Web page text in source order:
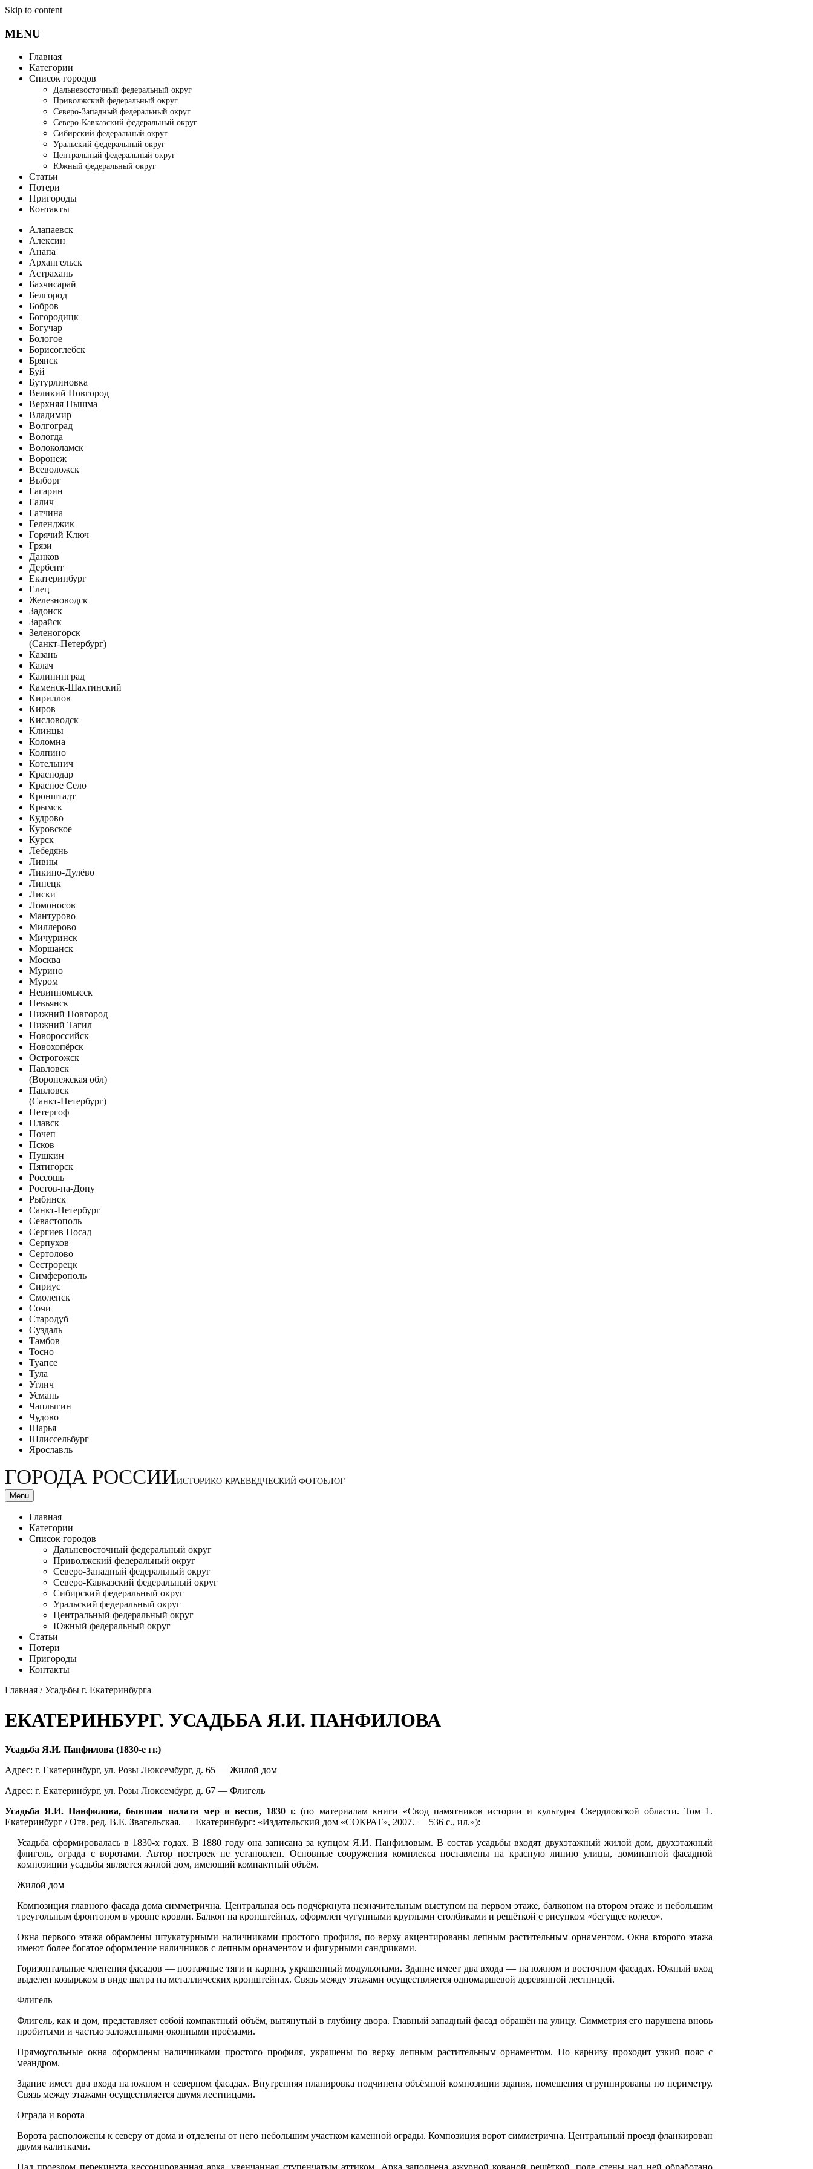
Skip to content
MENU
Главная
Категории
Список городов
Дальневосточный федеральный округ
Приволжский федеральный округ
Северо-Западный федеральный округ
Северо-Кавказский федеральный округ
Сибирский федеральный округ
Уральский федеральный округ
Центральный федеральный округ
Южный федеральный округ
Статьи
Потери
Пригороды
Контакты
Алапаевск
Алексин
Анапа
Архангельск
Астрахань
Бахчисарай
Белгород
Бобров
Богородицк
Богучар
Бологое
Борисоглебск
Брянск
Буй
Бутурлиновка
Великий Новгород
Верхняя Пышма
Владимир
Волгоград
Вологда
Волоколамск
Воронеж
Всеволожск
Выборг
Гагарин
Галич
Гатчина
Геленджик
Горячий Ключ
Грязи
Данков
Дербент
Екатеринбург
Елец
Железноводск
Задонск
Зарайск
Зеленогорск
(Санкт-Петербург)
Казань
Калач
Калининград
Каменск-Шахтинский
Кириллов
Киров
Кисловодск
Клинцы
Коломна
Колпино
Котельнич
Краснодар
Красное Село
Кронштадт
Крымск
Кудрово
Куровское
Курск
Лебедянь
Ливны
Ликино-Дулёво
Липецк
Лиски
Ломоносов
Мантурово
Миллерово
Мичуринск
Моршанск
Москва
Мурино
Муром
Невинномысск
Невьянск
Нижний Новгород
Нижний Тагил
Новороссийск
Новохопёрск
Острогожск
Павловск
(Воронежская обл)
Павловск
(Санкт-Петербург)
Петергоф
Плавск
Почеп
Псков
Пушкин
Пятигорск
Россошь
Ростов-на-Дону
Рыбинск
Санкт-Петербург
Севастополь
Сергиев Посад
Серпухов
Сертолово
Сестрорецк
Симферополь
Сириус
Смоленск
Сочи
Стародуб
Суздаль
Тамбов
Тосно
Туапсе
Тула
Углич
Усмань
Чаплыгин
Чудово
Шарья
Шлиссельбург
Ярославль
ГОРОДА РОССИИИСТОРИКО-КРАЕВЕДЧЕСКИЙ ФОТОБЛОГ
Menu
Главная
Категории
Список городов
Дальневосточный федеральный округ
Приволжский федеральный округ
Северо-Западный федеральный округ
Северо-Кавказский федеральный округ
Сибирский федеральный округ
Уральский федеральный округ
Центральный федеральный округ
Южный федеральный округ
Статьи
Потери
Пригороды
Контакты
Главная /Усадьбы г. Екатеринбурга
ЕКАТЕРИНБУРГ. УСАДЬБА Я.И. ПАНФИЛОВА
Усадьба Я.И. Панфилова (1830-е гг.)
Адрес: г. Екатеринбург, ул. Розы Люксембург, д. 65 — Жилой дом
Адрес: г. Екатеринбург, ул. Розы Люксембург, д. 67 — Флигель
Усадьба Я.И. Панфилова, бывшая палата мер и весов, 1830 г. (по материалам книги «Свод памятников истории и культуры Свердловской области. Том 1.
Екатеринбург / Отв. ред. В.Е. Звагельская. — Екатеринбург: «Издательский дом «СОКРАТ», 2007. — 536 с., ил.»):
Усадьба сформировалась в 1830-х годах. В 1880 году она записана за купцом Я.И. Панфиловым. В состав усадьбы входят двухэтажный жилой дом, двухэтажный
флигель, ограда с воротами. Автор построек не установлен. Основные сооружения комплекса поставлены на красную линиюулицы, доминантой фасадной
композиции усадьбы является жилой дом, имеющий компактный объём.
Жилой дом
Композиция главного фасада дома симметрична. Центральная ось подчёркнута незначительным выступом на первом этаже, балконом на втором этаже и небольшим
треугольным фронтоном в уровне кровли. Балкон на кронштейнах, оформлен чугунными круглыми столбиками и решёткой с рисунком «бегущее колесо».
Окна первого этажа обрамлены штукатурными наличниками простого профиля, по верху акцентированы лепным растительным орнаментом. Окна второго этажа
имеют более богатое оформление наличников с лепным орнаментом и фигурными сандриками.
Горизонтальные членения фасадов — поэтажные тяги и карниз, украшенный модульонами. Здание имеет два входа — на южном и восточном фасадах. Южный вход
выделен козырьком в виде шатра на металлических кронштейнах. Связь между этажами осуществляется одномаршевой деревянной лестницей.
Флигель
Флигель, как и дом, представляет собой компактный объём, вытянутый в глубину двора. Главный западный фасад обращён наулицу. Симметрия его нарушена вновь
пробитыми и частью заложенными оконными проёмами.
Прямоугольные окна оформлены наличниками простого профиля, украшены по верху лепным растительным орнаментом. По карнизу проходит узкий пояс с
меандром.
Здание имеет два входа на южном и северном фасадах. Внутренняя планировка подчинена объёмной композиции здания, помещения сгруппированы по периметру.
Связь между этажами осуществляется двумя лестницами.
Ограда и ворота
Ворота расположены к северу от дома и отделены от него небольшим участком каменной ограды. Композиция ворот симметрична. Центральный проезд фланкирован
двумя калитками.